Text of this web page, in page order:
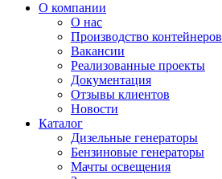
О компании
О нас
Производство контейнеров
Вакансии
Реализованные проекты
Документация
Отзывы клиентов
Новости
Каталог
Дизельные генераторы
Бензиновые генераторы
Мачты освещения